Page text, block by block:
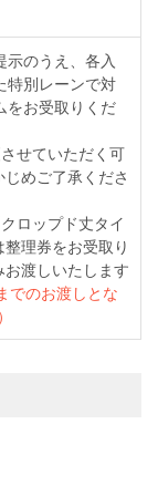
示のうえ、各入
特別レーンで対
をお受取りくだ
せていただく可
めご了承くださ
ロップド丈タイ
理券をお受取り
渡しいたします
でのお渡しとな